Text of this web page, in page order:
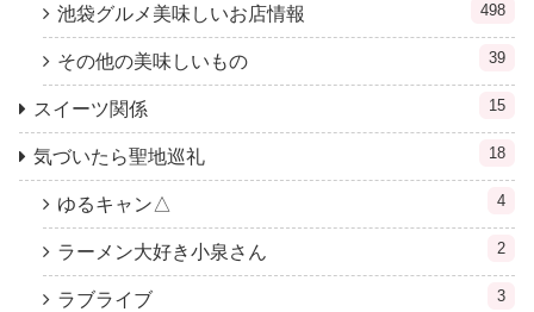
池袋グルメ美味しいお店情報 498
その他の美味しいもの 39
スイーツ関係 15
気づいたら聖地巡礼 18
ゆるキャン△ 4
ラーメン大好き小泉さん 2
ラブライブ 3